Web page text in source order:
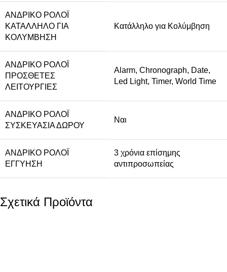
ΑΝΔΡΙΚΌ ΡΟΛΌΙ
ΚΑΤΆΛΛΗΛΟ ΓΙΑ
ΚΟΛΎΜΒΗΣΗ
Κατάλληλο για Κολύμβηση
ΑΝΔΡΙΚΌ ΡΟΛΌΙ
ΠΡΌΣΘΕΤΕΣ
ΛΕΙΤΟΥΡΓΊΕΣ
Alarm, Chronograph, Date,
Led Light, Timer, World Time
ΑΝΔΡΙΚΌ ΡΟΛΌΙ
ΣΥΣΚΕΥΑΣΊΑ ΔΏΡΟΥ
Ναι
ΑΝΔΡΙΚΌ ΡΟΛΌΙ
ΕΓΓΎΗΣΗ
3 χρόνια επίσημης
αντιπροσωπείας
Σχετικά Προϊόντα